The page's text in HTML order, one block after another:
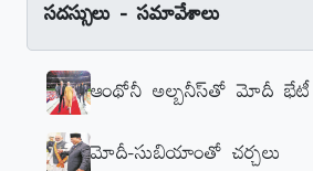
సదస్సులు - సమావేశాలు
ఆంథోనీ అల్బనీస్‌తో మోదీ భేటీ
మోదీ-సుబియాంతో చర్చలు